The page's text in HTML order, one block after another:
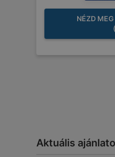
NÉZD
Aktuális